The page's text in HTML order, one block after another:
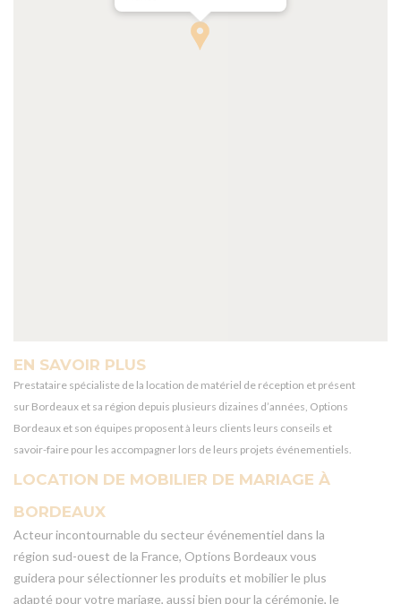
EN SAVOIR PLUS
Prestataire spécialiste de la location de matériel de réception et présent
sur Bordeaux et sa région depuis plusieurs dizaines d’années, Options
Bordeaux et son équipes proposent à leurs clients leurs conseils et
savoir-faire pour les accompagner lors de leurs projets événementiels.
LOCATION DE MOBILIER DE MARIAGE À
BORDEAUX
Acteur incontournable du secteur événementiel dans la
région sud-ouest de la France, Options Bordeaux vous
guidera pour sélectionner les produits et mobilier le plus
adapté pour votre mariage, aussi bien pour la cérémonie, le